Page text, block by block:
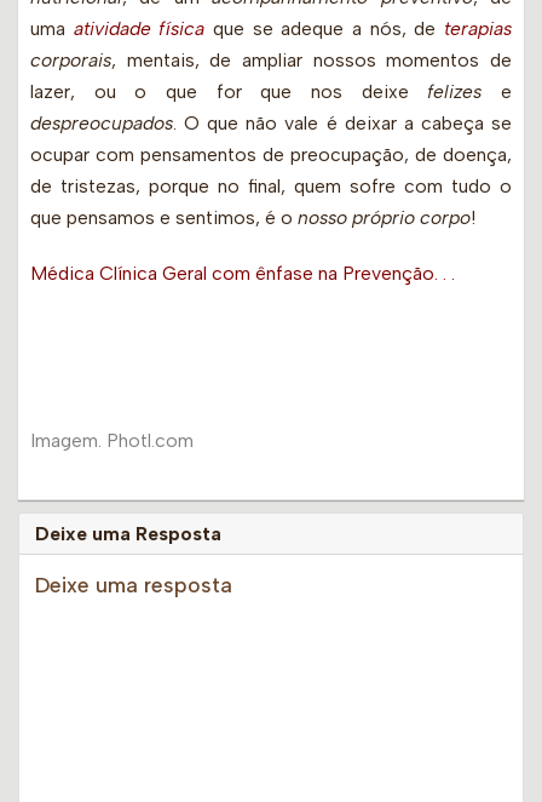
uma atividade física que se adeque a nós, de terapias
corporais, mentais, de ampliar nossos momentos de
lazer, ou o que for que nos deixe felizes e
despreocupados. O que não vale é deixar a cabeça se
ocupar com pensamentos de preocupação, de doença,
de tristezas, porque no final, quem sofre com tudo o
que pensamos e sentimos, é o nosso próprio corpo!
Médica Clínica Geral com ênfase na Prevenção. . .
Imagem. Photl.com
Deixe uma Resposta
Deixe uma resposta